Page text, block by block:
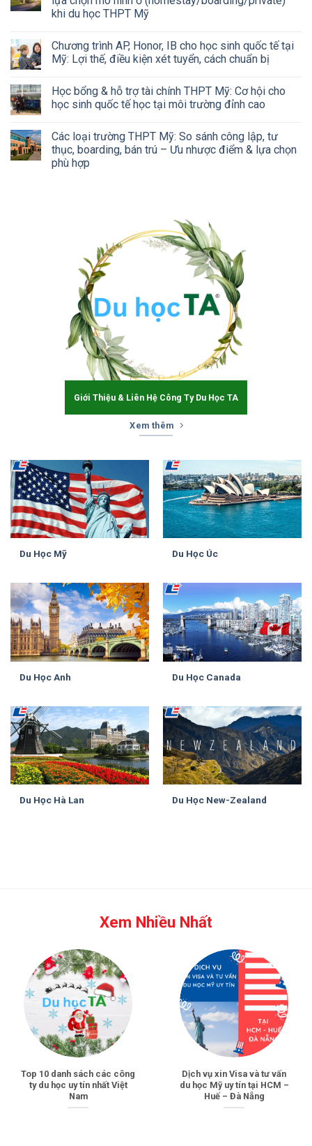
khi du học THPT Mỹ
Chương trình AP, Honor, IB cho học sinh quốc tế tại
Mỹ: Lợi thế, điều kiện xét tuyển, cách chuẩn bị
Học bổng & hỗ trợ tài chính THPT Mỹ: Cơ hội cho
học sinh quốc tế học tại môi trường đỉnh cao
Các loại trường THPT Mỹ: So sánh công lập, tư
thục, boarding, bán trú – Ưu nhược điểm & lựa chọn
phù hợp
Giới Thiệu & Liên Hệ Công Ty Du Học TA
Xem thêm
Du Học Mỹ Du Học Úc
Du Học Anh Du Học Canada
Du Học Hà Lan Du Học New-Zealand
Xem Nhiều Nhất
Top 10 danh sách các công
ty du học uy tín nhất Việt
Nam
Dịch vụ xin Visa và tư vấn
du học Mỹ uy tín tại HCM –
Huế – Đà Nẵng